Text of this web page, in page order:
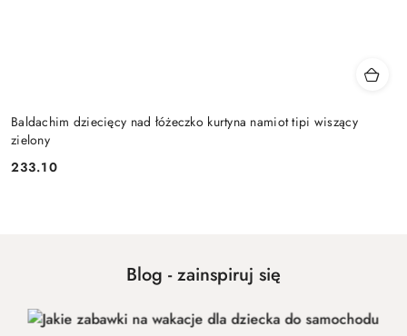
Baldachim dziecięcy nad łóżeczko kurtyna namiot tipi wiszący
zielony
Cena:
233.10
Blog - zainspiruj się